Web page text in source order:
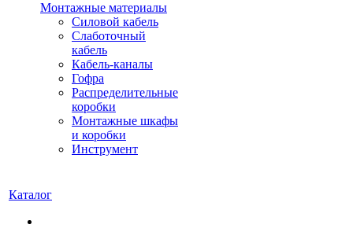
Монтажные материалы
Силовой кабель
Слаботочный
кабель
Кабель-каналы
Гофра
Распределительные
коробки
Монтажные шкафы
и коробки
Инструмент
Каталог